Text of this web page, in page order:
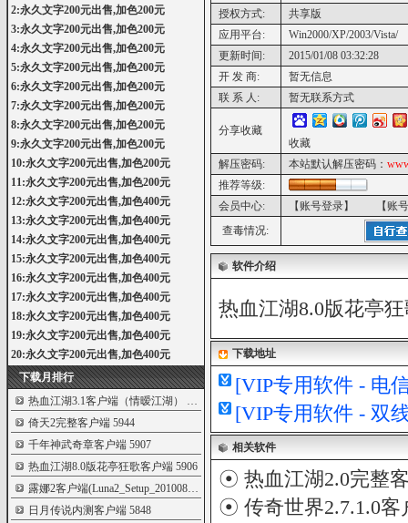
2:永久文字200元出售,加色200元
3:永久文字200元出售,加色200元
4:永久文字200元出售,加色200元
5:永久文字200元出售,加色200元
6:永久文字200元出售,加色200元
7:永久文字200元出售,加色200元
8:永久文字200元出售,加色200元
9:永久文字200元出售,加色200元
10:永久文字200元出售,加色200元
11:永久文字200元出售,加色200元
12:永久文字200元出售,加色400元
13:永久文字200元出售,加色400元
14:永久文字200元出售,加色400元
15:永久文字200元出售,加色400元
16:永久文字200元出售,加色400元
17:永久文字200元出售,加色400元
18:永久文字200元出售,加色400元
19:永久文字200元出售,加色400元
20:永久文字200元出售,加色400元
下载月排行
热血江湖3.1客户端（情暧江湖）
倚天2完整客户端5944
千年神武奇章客户端5907
热血江湖8.0版花亭狂歌客户端5906
露娜2客户端(Luna2_Setup_20100802)
5905
日月传说内测客户端5848
授权方式:
共享版
应用平台:
Win2000/XP/2003/Vista/
更新时间:
2015/01/08 03:32:28
开 发 商:
暂无信息
联 系 人:
暂无联系方式
分享收藏
收藏
解压密码:
本站默认解压密码：
推荐等级:
会员中心:
【账号登录】
【账
查毒情况:
软件介绍
热血江湖8.0版花亭
下载地址
[VIP专用软件 - 电
[VIP专用软件 - 双
相关软件
☉ 热血江湖2.0完整
☉ 传奇世界2.7.1.0客